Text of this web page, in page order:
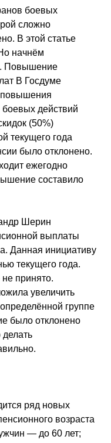
боевых
сложно
В этой статье
начнём
Повышение
В Госдуме
повышения
действий
(50%)
текущего года
было отклонено.
ежегодно
составило
Шерин
выплаты
Данная инициативу
текущего года.
принято.
увеличить
группе
было отклонено
ряд новых
возраста
— до 60 лет;